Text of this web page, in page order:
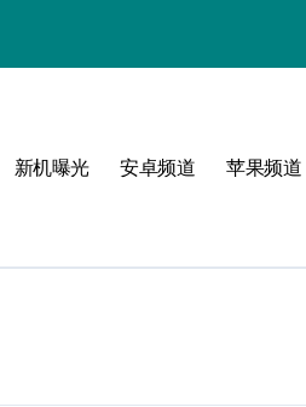
新机曝光 安卓频道 苹果频道